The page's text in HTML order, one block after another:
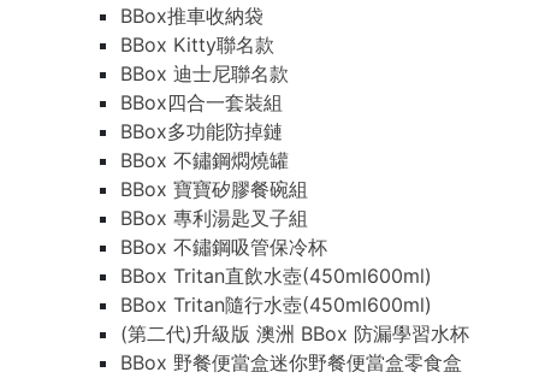
BBox推車收納袋
BBox Kitty聯名款
BBox 迪士尼聯名款
BBox四合一套裝組
BBox多功能防掉鏈
BBox 不鏽鋼燜燒罐
BBox 寶寶矽膠餐碗組
BBox 專利湯匙叉子組
BBox 不鏽鋼吸管保冷杯
BBox Tritan直飲水壺(450ml600ml)
BBox Tritan隨行水壺(450ml600ml)
(第二代)升級版 澳洲 BBox 防漏學習水杯
BBox 野餐便當盒迷你野餐便當盒零食盒